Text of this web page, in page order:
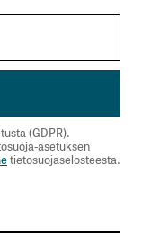
(GDPR).
asetuksen
tietosuojaselosteesta.